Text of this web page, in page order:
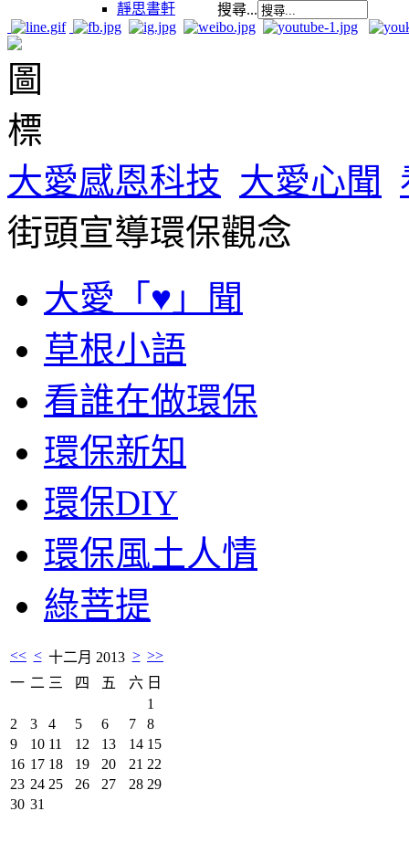
靜思書軒
搜尋...
大愛感恩科技 大愛心聞
街頭宣導環保觀念
大愛「♥」聞
草根小語
看誰在做環保
環保新知
環保DIY
環保風土人情
綠菩提
<< < 十二月 2013 > >>
一 二 三 四 五 六 日
1
2
3 4 5 6 7
8
9
10 11 12 13 14 15
16 17 18 19 20 21 22
23 24 25 26 27 28 29
30 31